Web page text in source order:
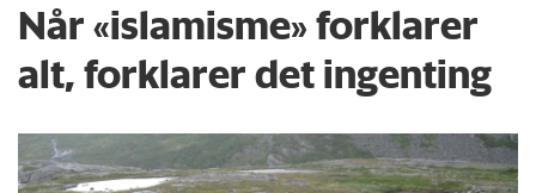
Når «islamisme» forklarer
alt, forklarer det ingenting